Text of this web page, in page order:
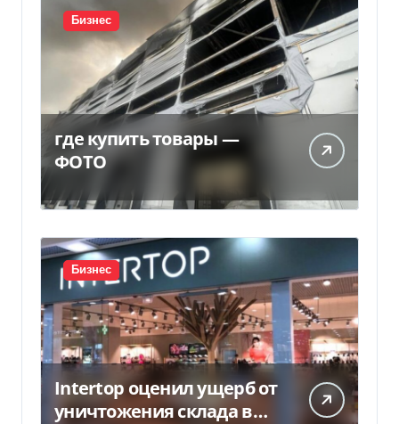
Бизнес
где купить товары —
ФОТО
Бизнес
Intertop оценил ущерб от
уничтожения склада в